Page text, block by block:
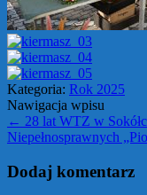
Kategoria: Rok 2025
Nawigacja wpisu
← 28 lat WTZ w
Niepełnosprawnych
Dodaj komentarz